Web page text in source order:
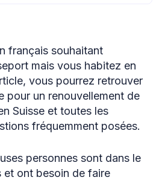
français souhaitant
mais vous habitez en
vous pourrez retrouver
pour un renouvellement de
Suisse et toutes les
fréquemment posées.
personnes sont dans le
et ont besoin de faire